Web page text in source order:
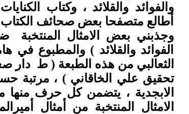
والفوائد والقلائد ، وكتاب
أطالع متصفحا بعض صحائف
وجذبني بعض الامثال المنتخبة
الفوائد والقلائد ) والمطبوع
الثعالبي من هذه الطبعة ( ط دار
تحقيق علي الخاقاني ) ، مرتبة
الابجدية ، يتضمن كل حرف
الامثال المنتخبة من أمثال